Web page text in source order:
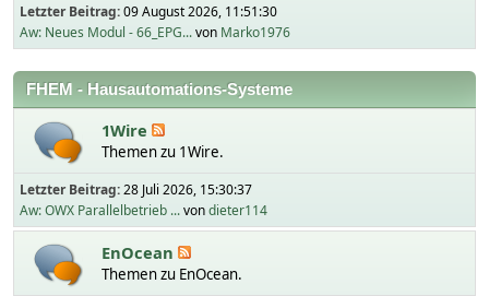
Letzter Beitrag:09 August 2026, 11:51:30
Aw: Neues Modul - 66_EPG...von Marko1976
FHEM - Hausautomations-Systeme
1Wire
Themen zu 1Wire.
Letzter Beitrag:28 Juli 2026, 15:30:37
Aw: OWX Parallelbetrieb ...vondieter114
EnOcean
Themen zu EnOcean.